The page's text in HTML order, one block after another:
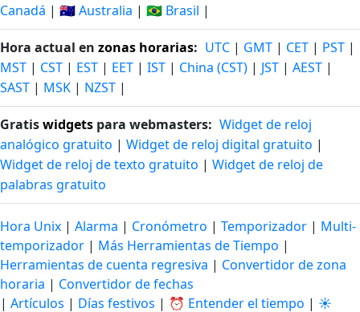
Canadá | 🇦🇺 Australia | 🇧🇷 Brasil |
Hora actual en zonas horarias: UTC | GMT | CET | PST |
MST | CST | EST | EET | IST | China (CST) | JST | AEST |
SAST | MSK | NZST |
Gratiswidgets para webmasters: Widget de reloj
analógico gratuito | Widget de reloj digital gratuito |
Widget de reloj de texto gratuito | Widget de reloj de
palabras gratuito
Hora Unix | Alarma | Cronómetro | Temporizador | Multi-
temporizador | Más Herramientas de Tiempo |
Herramientas de cuenta regresiva | Convertidor de zona
horaria | Convertidor de fechas
| Artículos | Días festivos | ⏰ Entender el tiempo | ☀️